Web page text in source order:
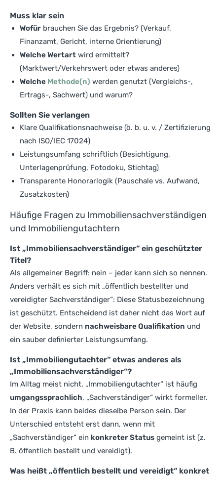
Muss klar sein
Wofür brauchen Sie das Ergebnis? (Verkauf,
Finanzamt, Gericht, interne Orientierung)
Welche Wertart wird ermittelt?
(Marktwert/Verkehrswert oder etwas anderes)
Welche Methode(n) werden genutzt (Vergleichs-,
Ertrags-, Sachwert) und warum?
Sollten Sie verlangen
Klare Qualifikationsnachweise (ö. b. u. v. / Zertifizierung
nach ISO/IEC 17024)
Leistungsumfang schriftlich (Besichtigung,
Unterlagenprüfung, Fotodoku, Stichtag)
Transparente Honorarlogik (Pauschale vs. Aufwand,
Zusatzkosten)
Häufige Fragen zu Immobiliensachverständigen
und Immobiliengutachtern
Ist „Immobiliensachverständiger“ ein geschützter
Titel?
Als allgemeiner Begriff: nein – jeder kann sich so nennen.
Anders verhält es sich mit „öffentlich bestellter und
vereidigter Sachverständiger“: Diese Statusbezeichnung
ist geschützt. Entscheidend ist daher nicht das Wort auf
der Website, sondern nachweisbare Qualifikation und
ein sauber definierter Leistungsumfang.
Ist „Immobiliengutachter“ etwas anderes als
„Immobiliensachverständiger“?
Im Alltag meist nicht. „Immobiliengutachter“ ist häufig
umgangssprachlich, „Sachverständiger“ wirkt formeller.
In der Praxis kann beides dieselbe Person sein. Der
Unterschied entsteht erst dann, wenn mit
„Sachverständiger“ ein konkreter Status gemeint ist (z.
B. öffentlich bestellt und vereidigt).
Was heißt „öffentlich bestellt und vereidigt“ konkret